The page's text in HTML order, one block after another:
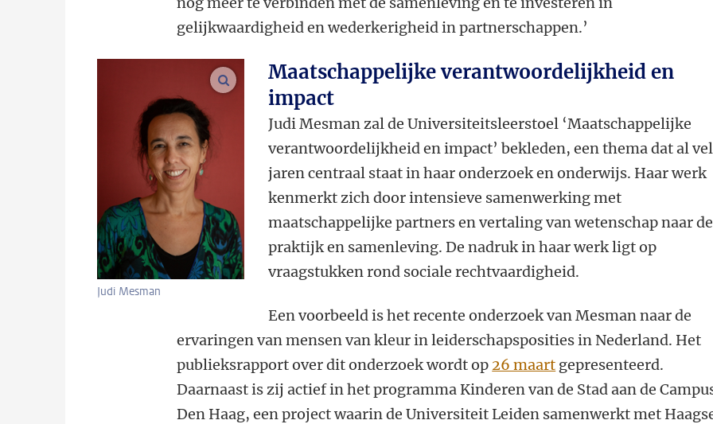
gelijkwaardigheid en wederkerigheid in partnerschappen.’
Judi Mesman
vergroot afbeeldingen
Maatschappelijke verantwoordelijkheid en
impact
Judi Mesman zal de Universiteitsleerstoel ‘Maatschappelijke
verantwoordelijkheid en impact’ bekleden, een thema dat al
jaren centraal staat in haar onderzoek en onderwijs. Haar werk
kenmerkt zich door intensieve samenwerking met
maatschappelijke partners en vertaling van wetenschap naar de
praktijk en samenleving. De nadruk in haar werk ligt op
vraagstukken rond sociale rechtvaardigheid.
Een voorbeeld is het recente onderzoek van Mesman naar de
ervaringen van mensen van kleur in leiderschapsposities in Nederland. Het
publieksrapport over dit onderzoek wordt op 26 maart gepresenteerd.
Daarnaast is zij actief in het programma Kinderen van de Stad aan de
Den Haag, een project waarin de Universiteit Leiden samenwerkt met